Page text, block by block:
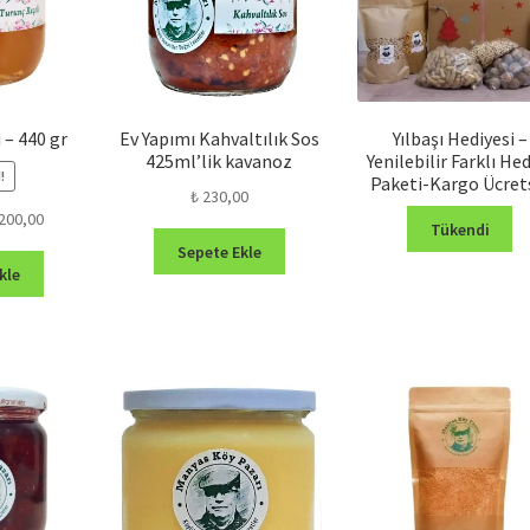
440 gr
Şu
₺ 200,00.
Ev Yapımı Kahvaltılık Sos
425ml’lik kavanoz
₺230,00
Sepete Ekle
Yılbaşı Hediyesi –
Yenilebilir Farklı
Paketi-Kargo
Tükendi